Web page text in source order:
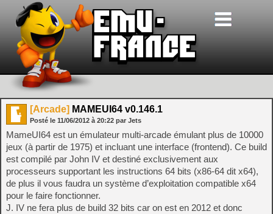
[Arcade] MAMEUI64 v0.146.1
Posté le 11/06/2012 à 20:22 par Jets
MameUI64 est un émulateur multi-arcade émulant plus de 10000
jeux (à partir de 1975) et incluant une interface (frontend). Ce build
est compilé par John IV et destiné exclusivement aux
processeurs supportant les instructions 64 bits (x86-64 dit x64),
de plus il vous faudra un système d’exploitation compatible x64
pour le faire fonctionner.
J. IV ne fera plus de build 32 bits car on est en 2012 et donc